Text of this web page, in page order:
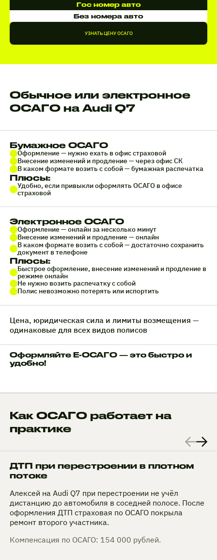
Гос номер авто
Без номера авто
УЗНАТЬ ЦЕНУ ОСАГО
Обычное или электронное
ОСАГО на Audi Q7
Бумажное ОСАГО
Оформление — нужно ехать в офис страховой
Внесение изменений и продление — через офис СК
В каком формате возить с собой — бумажная распечатка
Плюсы:
Удобно, если привыкли оформлять ОСАГО в офисе
страховой
Электронное ОСАГО
Оформление — онлайн за несколько минут
Внесение изменений и продление — онлайн
В каком формате возить с собой — достаточно сохранить
документ в телефоне
Плюсы:
Быстрое оформление, внесение изменений и продление в
режиме онлайн
Не нужно возить распечатку с собой
Полис невозможно потерять или испортить
Цена, юридическая сила и лимиты возмещения —
одинаковые для всех видов полисов
Оформляйте Е-ОСАГО — это быстро и
удобно!
Как ОСАГО работает на
практике
ДТП при перестроении в плотном
потоке
Алексей на Audi Q7 при перестроении не учёл
дистанцию до автомобиля в соседней полосе. После
оформления ДТП страховая по ОСАГО покрыла
ремонт второго участника.
Компенсация по ОСАГО: 154 000 рублей.